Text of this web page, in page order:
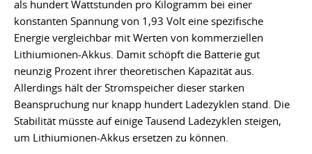
als hundert Wattstunden pro Kilogramm bei einer
konstanten Spannung von 1,93 Volt eine spezifische
Energie vergleichbar mit Werten von kommerziellen
Lithiumionen-Akkus. Damit schöpft die Batterie gut
neunzig Prozent ihrer theoretischen Kapazität aus.
Allerdings hält der Stromspeicher dieser starken
Beanspruchung nur knapp hundert Ladezyklen stand. Die
Stabilität müsste auf einige Tausend Ladezyklen steigen,
um Lithiumionen-Akkus ersetzen zu können.